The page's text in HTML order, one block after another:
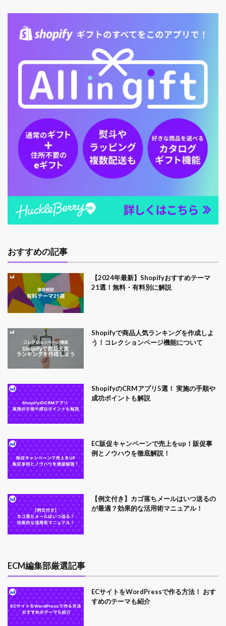
おすすめの記事
【2024年最新】Shopifyおすすめテーマ
21選！無料・有料別に解説
Shopifyで商品人気ランキングを作成しよ
う！コレクションページ機能について
ShopifyのCRMアプリ5選！ 実施の手順や
成功ポイントも解説
EC販促キャンペーンで売上をup！販促事
例とノウハウを徹底解説！
【例文付き】カゴ落ちメールはいつ送るの
が最適？効果的な活用術マニュアル！
ECM編集部厳選記事
ECサイトをWordPressで作る方法！ おす
すめのテーマも紹介